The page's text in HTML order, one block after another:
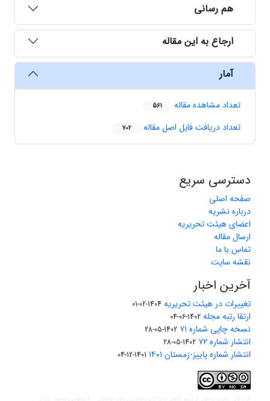
هم رسانی
ارجاع به این مقاله
آمار
تعداد مشاهده مقاله 561
تعداد دریافت فایل اصل مقاله 702
دسترسی سریع
صفحه اصلی
درباره نشریه
اعضای هیئت تحریریه
ارسال مقاله
تماس با ما
نقشه سایت
آخرین اخبار
تغییرات در هیئت تحریریه 1404-02-01
ارتقا رتبه مجله 1402-06-04
نسخه چاپی شماره ۷۱ 1402-05-28
انتشار شماره ۷۲ 1402-05-28
انتشار شماره پاییز-زمستان ۱۴۰۱ 1401-12-04